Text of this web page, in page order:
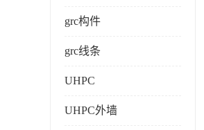
grc构件
grc线条
UHPC
UHPC外墙